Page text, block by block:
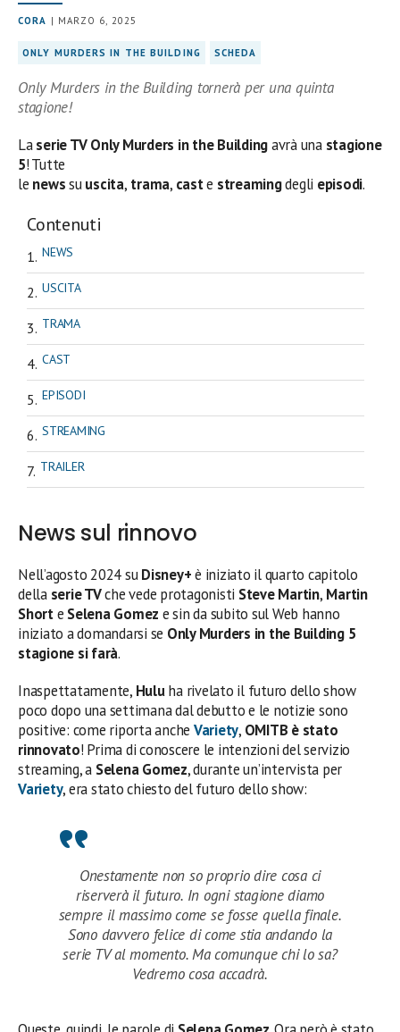
CORA | MARZO 6, 2025
ONLY MURDERS IN THE BUILDING SCHEDA
Only Murders in the Building tornerà per una quinta
stagione!
Laserie TV Only Murders in the Buildingavrà una stagione
5! Tutte
le newssuuscita, trama, caste streamingdegli episodi.
Contenuti
NEWS
USCITA
TRAMA
CAST
EPISODI
STREAMING
TRAILER
News sul rinnovo
Nell’agosto 2024 suDisney+è iniziato il quarto capitolo
della serie TVche vede protagonisti Steve Martin, Martin
Shorte Selena Gomez e sin da subito sul Web hanno
iniziato a domandarsi se Only Murders in the Building 5
stagione si farà.
Inaspettatamente, Huluha rivelato il futuro dello show
poco dopo una settimana dal debutto e le notizie sono
positive: come riporta anche Variety, OMITB è stato
rinnovato! Prima di conoscere le intenzioni del servizio
streaming, a Selena Gomez, durante un’intervista per
Variety, era stato chiesto del futuro dello show:
Onestamente non so proprio dire cosa ci
riserverà il futuro. In ogni stagione diamo
sempre il massimo come se fosse quella finale.
Sono davvero felice di come stia andando la
serie TV al momento. Ma comunque chi lo sa?
Vedremo cosa accadrà.